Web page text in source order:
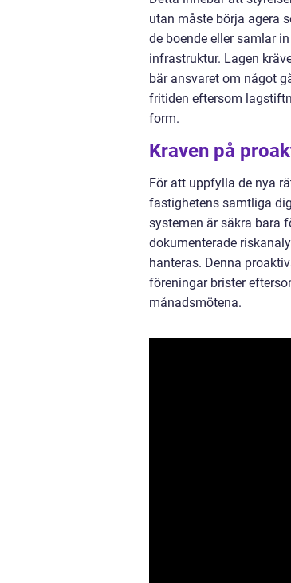
utan måste börja agera
de boende eller samlar
infrastruktur. Lagen
bär ansvaret om något
fritiden eftersom
form.
Kraven på
För att uppfylla de nya
fastighetens samtliga
systemen är säkra bara
dokumenterade
hanteras. Denna
föreningar brister
månadsmötena.